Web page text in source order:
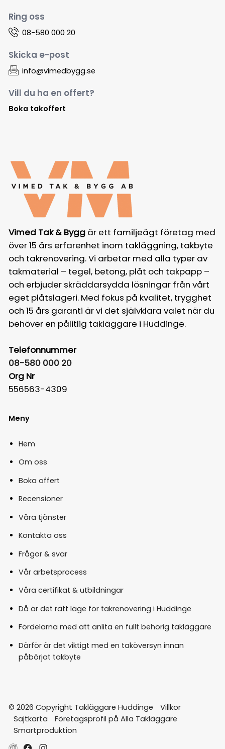
Ring oss
08-580 000 20
Skicka e-post
info@vimedbygg.se
Vill du ha en offert?
Boka takoffert
Vimed Tak & Byggär ett familjeägt företag med
över 15 års erfarenhet inom takläggning, takbyte
och takrenovering. Vi arbetar med alla typer av
takmaterial – tegel, betong, plåt och takpapp –
och erbjuder skräddarsydda lösningar från vårt
eget plåtslageri. Med fokus på kvalitet, trygghet
och 15 års garanti är vi det självklara valet när du
behöver en pålitlig takläggare i Huddinge.
Telefonnummer
08-580 000 20
Org Nr
556563-4309
Meny
Hem
Om oss
Boka offert
Recensioner
Våra tjänster
Kontakta oss
Frågor & svar
Vår arbetsprocess
Våra certifikat & utbildningar
Då är det rätt läge för takrenovering i Huddinge
Fördelarna med att anlita en fullt behörig takläggare
Därför är det viktigt med en taköversyn innan
påbörjat takbyte
© 2026 Copyright Takläggare Huddinge
Villkor
Sajtkarta
Företagsprofil på Alla Takläggare
Smartproduktion